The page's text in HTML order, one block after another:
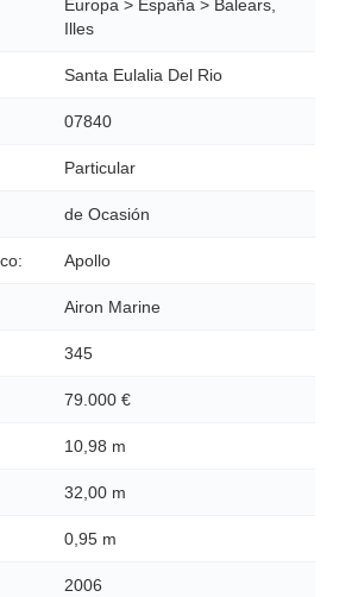
Europa > España > Balears,
Illes
Santa Eulalia Del Rio
07840
Particular
de Ocasión
Apollo
Airon Marine
345
79.000 €
10,98 m
32,00 m
0,95 m
2006